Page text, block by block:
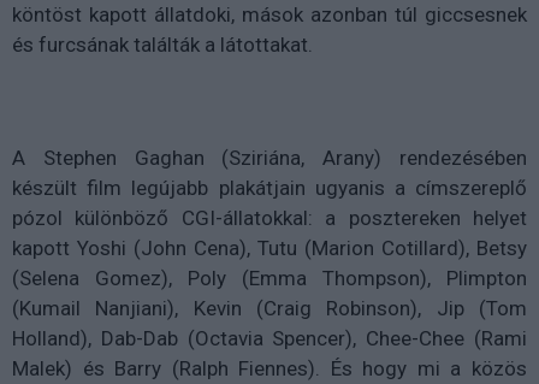
köntöst kapott állatdoki, mások azonban túl giccsesnek
és furcsának találták a látottakat.
A Stephen Gaghan (Sziriána, Arany) rendezésében
készült film legújabb plakátjain ugyanis a címszereplő
pózol különböző CGI-állatokkal: a posztereken helyet
kapott Yoshi (John Cena), Tutu (Marion Cotillard), Betsy
(Selena Gomez), Poly (Emma Thompson), Plimpton
(Kumail Nanjiani), Kevin (Craig Robinson), Jip (Tom
Holland), Dab-Dab (Octavia Spencer), Chee-Chee (Rami
Malek) és Barry (Ralph Fiennes). És hogy mi a közös